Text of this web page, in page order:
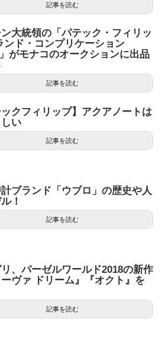
記事を読む
大統領の「パテック・フィリッ
ンド・コンプリケーション
がモナコのオークションに出品
記事を読む
ックフィリップ】アクアノートは
い
記事を読む
ブランド「ウブロ」の歴史や人
！
記事を読む
、バーゼルワールド2018の新作
ーヴァ ドリーム』『オクト』を
記事を読む